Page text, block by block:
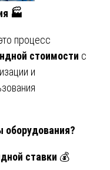
🏭
процесс
стоимости с
и
ставки 💰